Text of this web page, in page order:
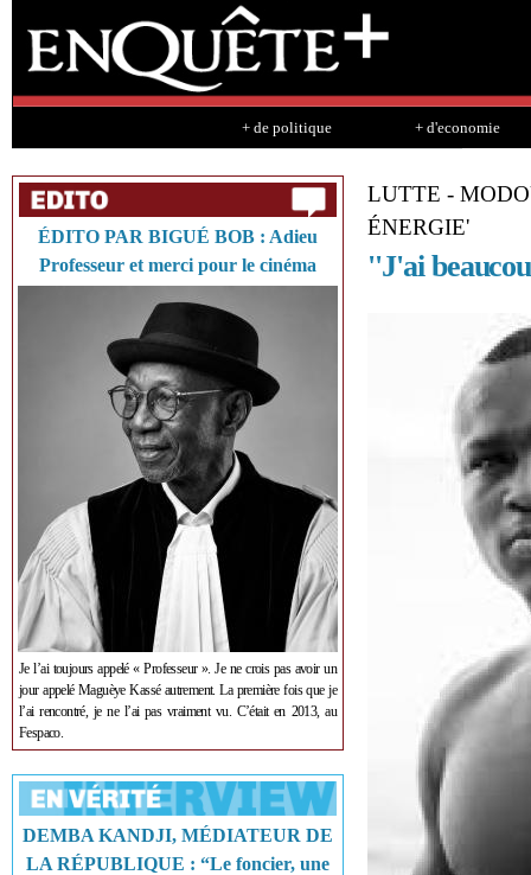
+ de politique + d'economie
ÉDITO PAR BIGUÉ BOB : Adieu
Professeur et merci pour le cinéma
Je l’ai toujours appelé « Professeur ». Je ne crois pas avoir un
jour appelé Maguèye Kassé autrement. La première fois que je
l’ai rencontré, je ne l’ai pas vraiment vu. C’était en 2013, au
Fespaco.
DEMBA KANDJI, MÉDIATEUR DE
LA RÉPUBLIQUE : “Le foncier, une
LUTTE -
ÉNERGIE'
''J'ai